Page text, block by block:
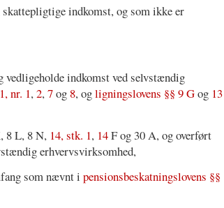
indkomst, og som ikke er
vedligeholde indkomst ved selvstændig
nr. 1,2,7og 8, ogligningslovens §§ 9 Gog 13
8 L, 8 N, 14, stk. 1, 14F og 30 A, og overført
erhvervsvirksomhed,
som nævnt i pensionsbeskatningslovens §§